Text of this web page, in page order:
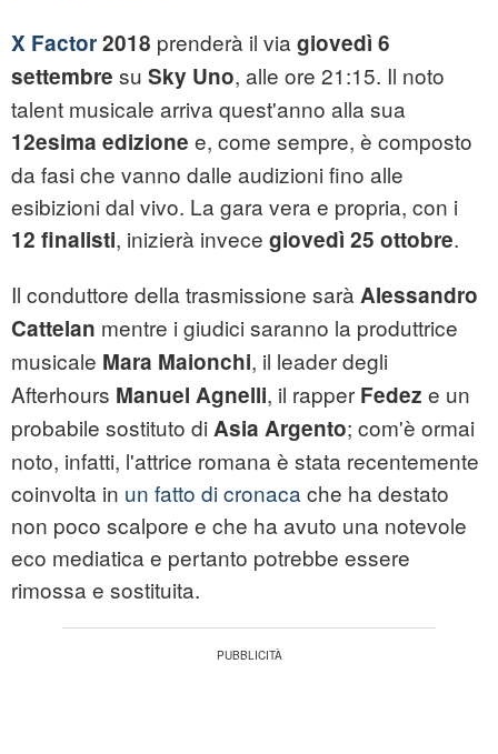
X Factor2018 prenderà il via giovedì 6
settembre su Sky Uno, alle ore 21:15. Il noto
talent musicale arriva quest'anno alla sua
12esima edizione e, come sempre, è composto
da fasi che vanno dalle audizioni fino alle
esibizioni dal vivo. La gara vera e propria, con i
12 finalisti, inizierà invece giovedì 25 ottobre.
Il conduttore della trasmissione sarà Alessandro
Cattelan mentre i giudici saranno la produttrice
musicale Mara Maionchi, il leader degli
Afterhours Manuel Agnelli, il rapper Fedez e un
probabile sostituto di Asia Argento; com'è ormai
noto, infatti, l'attrice romana è stata recentemente
coinvolta in un fatto di cronaca che ha destato
non poco scalpore e che ha avuto una notevole
eco mediatica e pertanto potrebbe essere
rimossa e sostituita.